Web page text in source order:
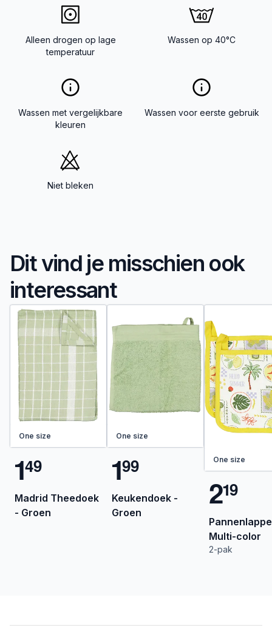
Alleen drogen op lage
temperatuur
Wassen op 40°C
Wassen met vergelijkbare
kleuren
Wassen voor eerste gebruik
Niet bleken
Dit vind je misschien ook
interessant
One size
149
Madrid Theedoek
- Groen
One size
199
Keukendoek -
Groen
One size
219
Multi-color
2-pak